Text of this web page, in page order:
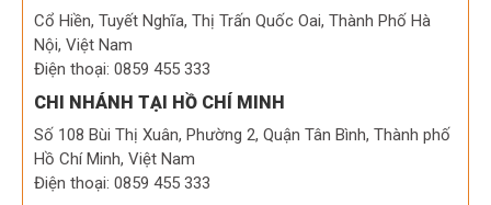
Cổ Hiền, Tuyết Nghĩa, Thị Trấn Quốc Oai, Thành Phố Hà
Nội, Việt Nam
Điện thoại: 0859 455 333
CHI NHÁNH TẠI HỒ CHÍ MINH
Số 108 Bùi Thị Xuân, Phường 2, Quận Tân Bình, Thành phố
Hồ Chí Minh, Việt Nam
Điện thoại: 0859 455 333